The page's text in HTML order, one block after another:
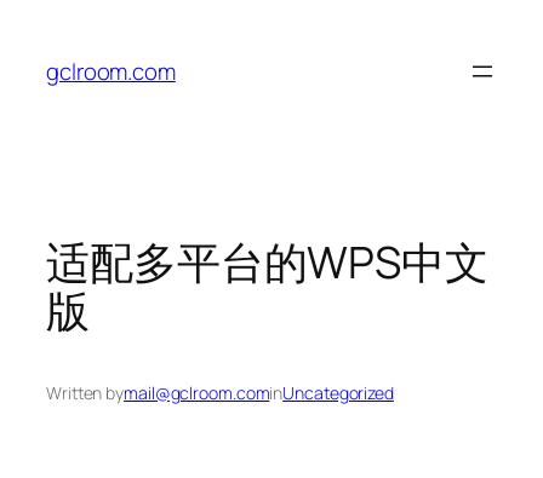
content
gclroom.com
适配多平台的WPS中文
版
Written bymail@gclroom.cominUncategorized